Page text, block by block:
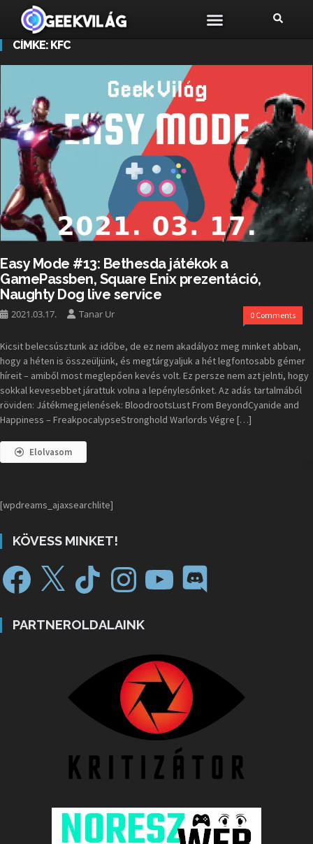
CÍMKE: KFC
Easy Mode #13: Bethesda játékok a
GamePassben, Square Enix prezentáció,
Naughty Dog live service
2021.03.17. Tanar Ur 0 Comments
Kicsit belecsúsztunk az időbe, de ez nem akadályoz meg minket abban,
hogy a héten is összeüljünk, és megtárgyaljuk a hét legfontosabb gémer
híreit – amiből most meglepően kevés volt. Ez persze nem azt jelnti, hogy
sokkal kevesebbet járattuk volna a lepénylesőnket. Az adás tartalmából
röviden: Játékmegjelenések: BloodrootsLust From BeyondCyanide and
Happiness – FreakpocalypseStronghold Warlords Végre […]
Elolvasom
[wpdreams_ajaxsearchlite]
KÖVESS MINKET!
PARTNEROLDALAINK